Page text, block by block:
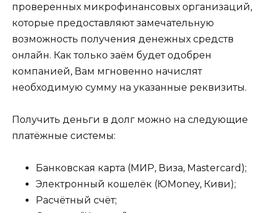
проверенных микрофинансовых организаций,
которые предоставляют замечательную
возможность получения денежных средств
онлайн. Как только заём будет одобрен
компанией, Вам мгновенно начислят
необходимую сумму на указанные реквизиты.
Получить деньги в долг можно на следующие
платёжные системы:
Банковская карта (МИР, Виза, Mastercard);
Электронный кошелёк (ЮMoney, Киви);
Расчётный счёт;